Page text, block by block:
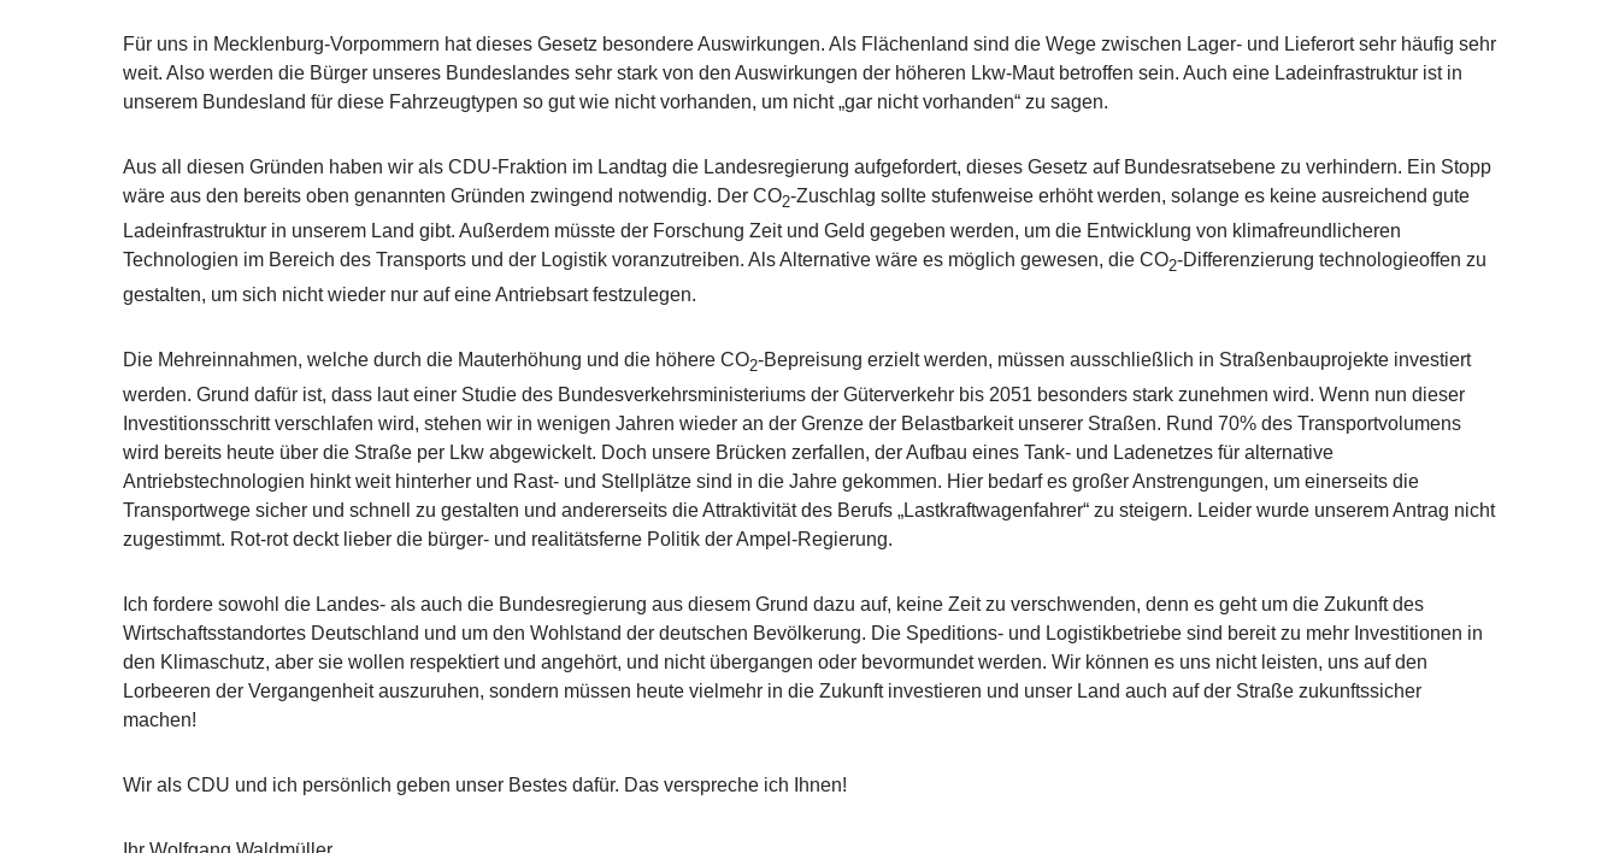
Für uns in Mecklenburg-Vorpommern hat dieses Gesetz besondere Auswirkungen. Als Flächenland sind die Wege zwischen Lager- und Lieferort sehr häufig sehr
weit. Also werden die Bürger unseres Bundeslandes sehr stark von den Auswirkungen der höheren Lkw-Maut betroffen sein. Auch eine Ladeinfrastruktur ist in
unserem Bundesland für diese Fahrzeugtypen so gut wie nicht vorhanden, um nicht „gar nicht vorhanden“ zu sagen.
Aus all diesen Gründen haben wir als CDU-Fraktion im Landtag die Landesregierung aufgefordert, dieses Gesetz auf Bundesratsebene zu verhindern. Ein Stopp
wäre aus den bereits oben genannten Gründen zwingend notwendig. Der CO2-Zuschlag sollte stufenweise erhöht werden, solange es keine ausreichend gute
Ladeinfrastruktur in unserem Land gibt. Außerdem müsste der Forschung Zeit und Geld gegeben werden, um die Entwicklung von klimafreundlicheren
Technologien im Bereich des Transports und der Logistik voranzutreiben. Als Alternative wäre es möglich gewesen, die CO2-Differenzierung technologieoffen zu
gestalten, um sich nicht wieder nur auf eine Antriebsart festzulegen.
Die Mehreinnahmen, welche durch die Mauterhöhung und die höhere CO2-Bepreisung erzielt werden, müssen ausschließlich in Straßenbauprojekte investiert
werden. Grund dafür ist, dass laut einer Studie des Bundesverkehrsministeriums der Güterverkehr bis 2051 besonders stark zunehmen wird. Wenn nun dieser
Investitionsschritt verschlafen wird, stehen wir in wenigen Jahren wieder an der Grenze der Belastbarkeit unserer Straßen. Rund 70% des Transportvolumens
wird bereits heute über die Straße per Lkw abgewickelt. Doch unsere Brücken zerfallen, der Aufbau eines Tank- und Ladenetzes für alternative
Antriebstechnologien hinkt weit hinterher und Rast- und Stellplätze sind in die Jahre gekommen. Hier bedarf es großer Anstrengungen, um einerseits die
Transportwege sicher und schnell zu gestalten und andererseits die Attraktivität des Berufs „Lastkraftwagenfahrer“ zu steigern. Leider wurde unserem Antrag nicht
zugestimmt. Rot-rot deckt lieber die bürger- und realitätsferne Politik der Ampel-Regierung.
Ich fordere sowohl die Landes- als auch die Bundesregierung aus diesem Grund dazu auf, keine Zeit zu verschwenden, denn es geht um die Zukunft des
Wirtschaftsstandortes Deutschland und um den Wohlstand der deutschen Bevölkerung. Die Speditions- und Logistikbetriebe sind bereit zu mehr Investitionen in
den Klimaschutz, aber sie wollen respektiert und angehört, und nicht übergangen oder bevormundet werden. Wir können es uns nicht leisten, uns auf den
Lorbeeren der Vergangenheit auszuruhen, sondern müssen heute vielmehr in die Zukunft investieren und unser Land auch auf der Straße zukunftssicher
machen!
Wir als CDU und ich persönlich geben unser Bestes dafür. Das verspreche ich Ihnen!